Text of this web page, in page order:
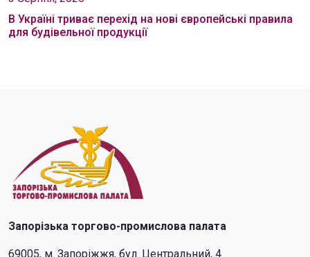
В Україні триває перехід на нові європейські правила
для будівельної продукції
Запорізька торгово-промислова палата
69005, м. Запоріжжя, бул. Центральний, 4